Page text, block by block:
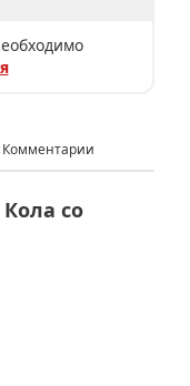
Комментарии
со